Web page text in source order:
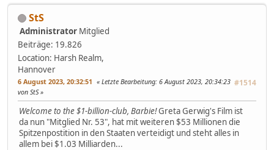
StS
Administrator Mitglied
Beiträge: 19.826
Location: Harsh Realm,
Hannover
6 August 2023, 20:32:51 #1514
Letzte Bearbeitung: 6 August 2023, 20:34:23
von StS
Welcome to the $1-billion-club, Barbie!Greta Gerwig's Film ist
da nun "Mitglied Nr. 53", hat mit weiteren $53 Millionen die
Spitzenpostition in den Staaten verteidigt und steht alles in
allem bei $1.03 Milliarden...